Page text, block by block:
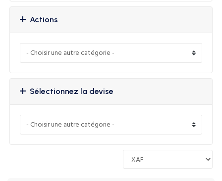
Actions
Sélectionnez la devise